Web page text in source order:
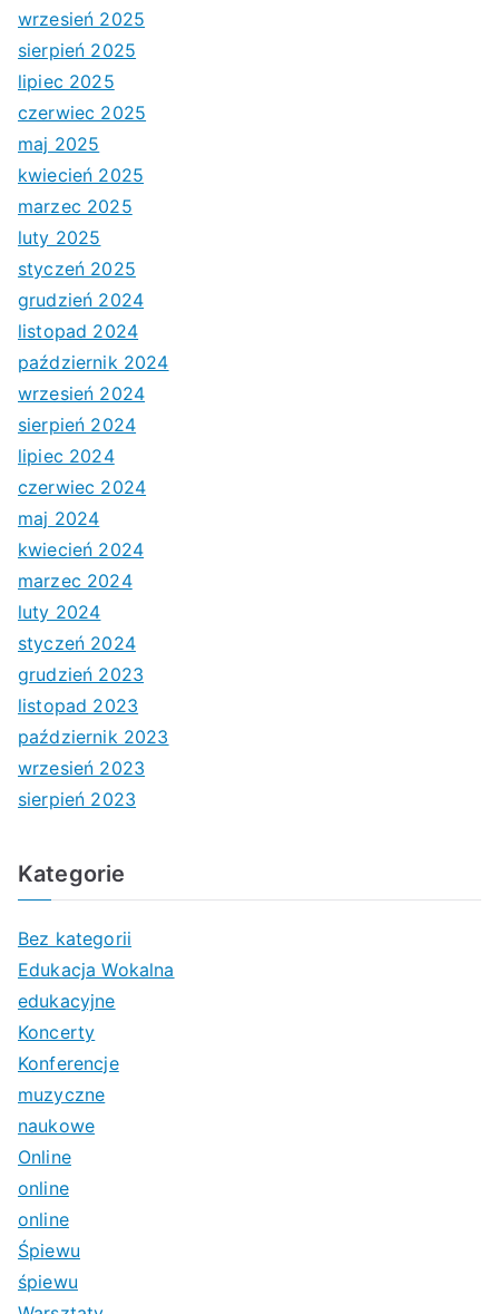
wrzesień 2025
sierpień 2025
lipiec 2025
czerwiec 2025
maj 2025
kwiecień 2025
marzec 2025
luty 2025
styczeń 2025
grudzień 2024
listopad 2024
październik 2024
wrzesień 2024
sierpień 2024
lipiec 2024
czerwiec 2024
maj 2024
kwiecień 2024
marzec 2024
luty 2024
styczeń 2024
grudzień 2023
listopad 2023
październik 2023
wrzesień 2023
sierpień 2023
Kategorie
Bez kategorii
Edukacja Wokalna
edukacyjne
Koncerty
Konferencje
muzyczne
naukowe
Online
online
online
Śpiewu
śpiewu